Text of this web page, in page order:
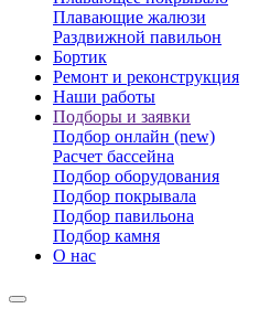
Плавающие жалюзи
Раздвижной павильон
Бортик
Ремонт и реконструкция
Наши работы
Подборы и заявки
Подбор онлайн (new)
Расчет бассейна
Подбор оборудования
Подбор покрывала
Подбор павильона
Подбор камня
О нас